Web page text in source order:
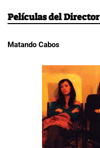
Películas del Director
Matando Cabos